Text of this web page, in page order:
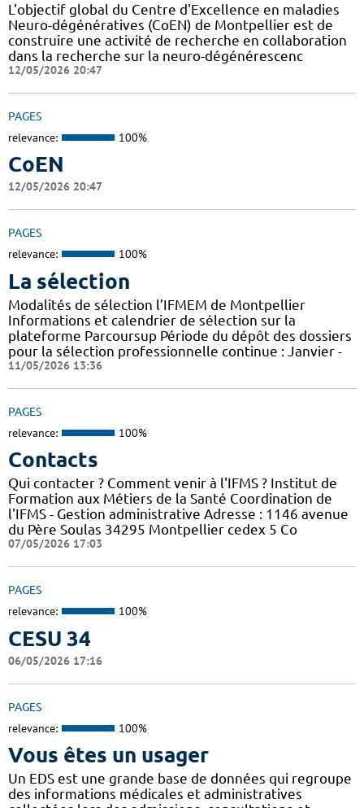
L'objectif global du Centre d'Excellence en maladies
Neuro-dégénératives (CoEN) de Montpellier est de
construire une activité de recherche en collaboration
dans la recherche sur la neuro-dégénérescenc
12/05/2026 20:47
PAGES
relevance: 100%
CoEN
12/05/2026 20:47
PAGES
relevance: 100%
La sélection
Modalités de sélection l’IFMEM de Montpellier
Informations et calendrier de sélection sur la
plateforme Parcoursup Période du dépôt des dossiers
pour la sélection professionnelle continue : Janvier -
11/05/2026 13:36
PAGES
relevance: 100%
Contacts
Qui contacter ? Comment venir à l'IFMS ? Institut de
Formation aux Métiers de la Santé Coordination de
l'IFMS - Gestion administrative Adresse : 1146 avenue
du Père Soulas 34295 Montpellier cedex 5 Co
07/05/2026 17:03
PAGES
relevance: 100%
CESU 34
06/05/2026 17:16
PAGES
relevance: 100%
Vous êtes un usager
Un EDS est une grande base de données qui regroupe
des informations médicales et administratives